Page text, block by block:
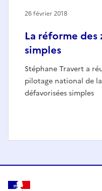
La réforme des
simples
Stéphane Travert a
pilotage national de
défavorisées simples
26 février 2018